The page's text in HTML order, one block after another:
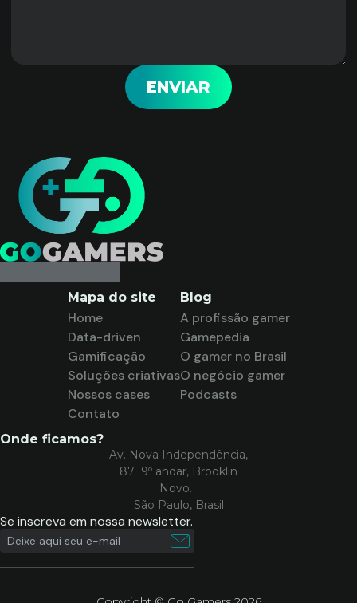
ENVIAR
Mapa do site
Home
Data-driven
Gamificação
Soluções criativas
Nossos cases
Contato
Blog
A profissão gamer
Gamepedia
O gamer no Brasil
O negócio gamer
Podcasts
Onde ficamos?
Av. Nova Independência,
87 9º andar, Brooklin
Novo.
São Paulo, Brasil
Se inscreva em nossa newsletter.